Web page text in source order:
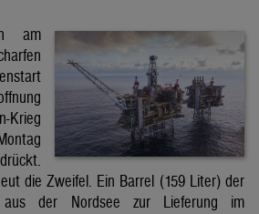
am
Krieg
die Zweifel. Ein Barrel (159 Liter) der
aus der Nordsee zur Lieferung im